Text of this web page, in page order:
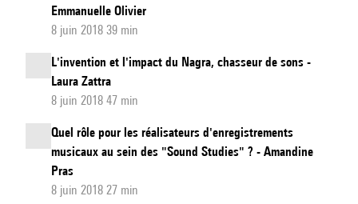
Emmanuelle Olivier
8 juin 2018 39 min
L'invention et l'impact du Nagra, chasseur de sons -
Laura Zattra
8 juin 2018 47 min
Quel rôle pour les réalisateurs d'enregistrements
musicaux au sein des "Sound Studies" ? - Amandine
Pras
8 juin 2018 27 min